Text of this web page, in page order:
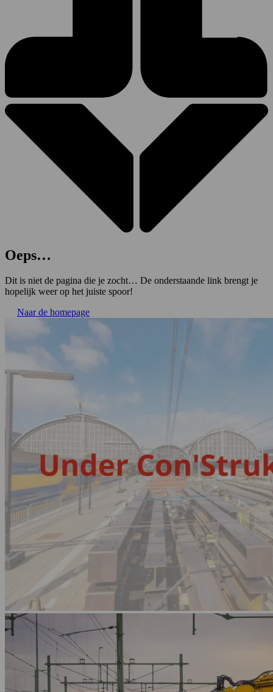
Oeps…
Dit is niet de pagina die je zocht… De onderstaande link brengt je
hopelijk weer op het juiste spoor!
Naar de homepage